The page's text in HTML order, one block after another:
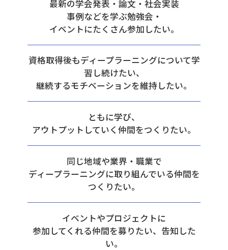
最新の学会発表・論文・社会実装
事例などを学ぶ勉強会・
イベントにたくさん参加したい。
資格取得後もディープラーニングについて学
習し続けたい、
継続するモチベーションを維持したい。
ともに学び、
アウトプットしていく仲間をつくりたい。
同じ地域や業界・職業で
ディープラーニングに取り組んでいる仲間を
つくりたい。
イベントやプロジェクトに
参加してくれる仲間を募りたい、告知した
い。